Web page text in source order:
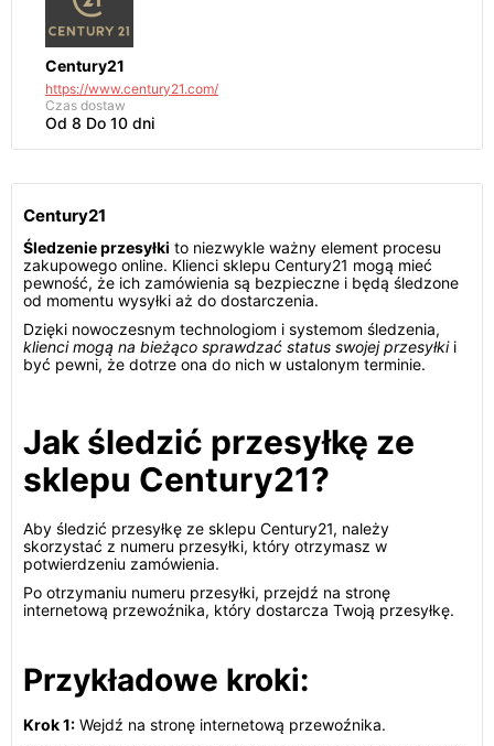
Century21
https://www.century21.com/
Czas dostaw
Od 8 Do 10 dni
Century21
Śledzenie przesyłki to niezwykle ważny element procesu
zakupowego online. Klienci sklepu Century21 mogą mieć
pewność, że ich zamówienia są bezpieczne i będą śledzone
od momentu wysyłki aż do dostarczenia.
Dzięki nowoczesnym technologiom i systemom śledzenia,
klienci mogą na bieżąco sprawdzać status swojej przesyłkii
być pewni, że dotrze ona do nich w ustalonym terminie.
Jak śledzić przesyłkę ze
sklepu Century21?
Aby śledzić przesyłkę ze sklepu Century21, należy
skorzystać z numeru przesyłki, który otrzymasz w
potwierdzeniu zamówienia.
Po otrzymaniu numeru przesyłki, przejdź na stronę
internetową przewoźnika, który dostarcza Twoją przesyłkę.
Przykładowe kroki:
Krok 1: Wejdź na stronę internetową przewoźnika.